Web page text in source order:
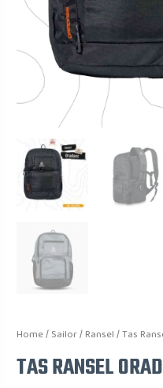
Home/Sailor/Ransel/ Tas
TAS RANSEL